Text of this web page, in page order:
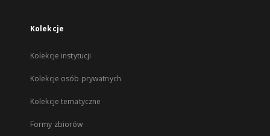
Kolekcje
Kolekcje instytucji
Kolekcje osób prywatnych
Kolekcje tematyczne
Formy zbiorów